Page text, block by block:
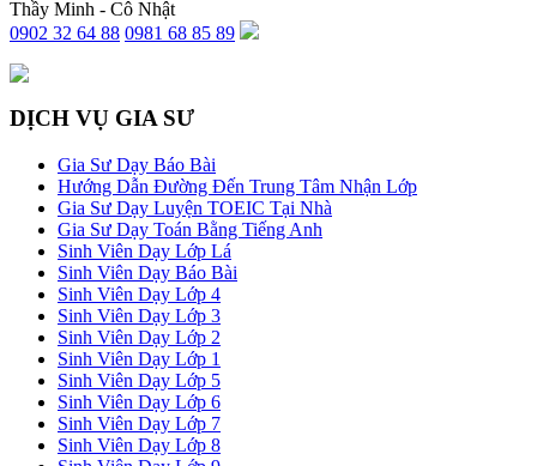
Thầy Minh - Cô Nhật
0902 32 64 88 0981 68 85 89
DỊCH VỤ GIA SƯ
Gia Sư Dạy Báo Bài
Hướng Dẫn Đường Đến Trung Tâm Nhận Lớp
Gia Sư Dạy Luyện TOEIC Tại Nhà
Gia Sư Dạy Toán Bằng Tiếng Anh
Sinh Viên Dạy Lớp Lá
Sinh Viên Dạy Báo Bài
Sinh Viên Dạy Lớp 4
Sinh Viên Dạy Lớp 3
Sinh Viên Dạy Lớp 2
Sinh Viên Dạy Lớp 1
Sinh Viên Dạy Lớp 5
Sinh Viên Dạy Lớp 6
Sinh Viên Dạy Lớp 7
Sinh Viên Dạy Lớp 8